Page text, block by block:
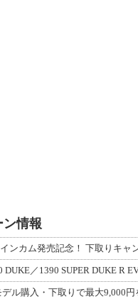
ン情報
DUKE／1390 SUPER DUKE R